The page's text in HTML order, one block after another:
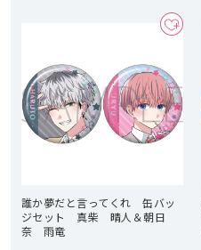
誰か夢だと言ってくれ 缶バッ
ジセット 真柴 晴人＆朝日
奈 雨竜